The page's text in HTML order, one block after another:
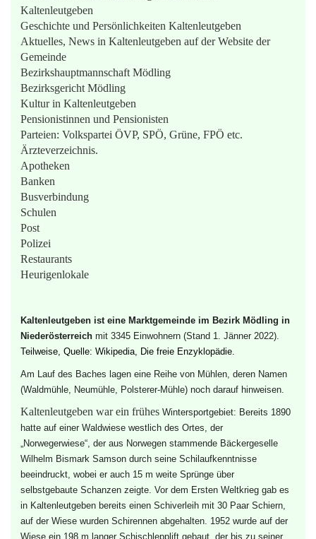
Kaltenleutgeben
Geschichte und Persönlichkeiten Kaltenleutgeben
Aktuelles, News in Kaltenleutgeben auf der Website der
Gemeinde
Bezirkshauptmannschaft Mödling
Bezirksgericht Mödling
Kultur in Kaltenleutgeben
Pensionistinnen und Pensionisten
Parteien: Volkspartei ÖVP, SPÖ, Grüne, FPÖ etc.
Ärzteverzeichnis.
Apotheken
Banken
Busverbindung
Schulen
Post
Polizei
Restaurants
Heurigenlokale
Kaltenleutgeben ist eine Marktgemeinde im Bezirk Mödling in
Niederösterreich mit 3345 Einwohnern (Stand 1. Jänner 2022).
Teilweise, Quelle: Wikipedia, Die freie Enzyklopädie.
Am Lauf des Baches lagen eine Reihe von Mühlen, deren Namen
(Waldmühle, Neumühle, Polsterer-Mühle) noch darauf hinweisen.
Kaltenleutgeben war ein frühes Wintersportgebiet: Bereits 1890
hatte auf einer Waldwiese westlich des Ortes, der
„Norwegerwiese“, der aus Norwegen stammende Bäckergeselle
Wilhelm Bismark Samson durch seine Schilaufkenntnisse
beeindruckt, wobei er auch 15 m weite Sprünge über
selbstgebaute Schanzen zeigte. Vor dem Ersten Weltkrieg gab es
in Kaltenleutgeben bereits einen Schiverleih mit 30 Paar Schiern,
auf der Wiese wurden Schirennen abgehalten. 1952 wurde auf der
Wiese ein 198 m langer Schischlepplift gebaut, der bis zu seiner